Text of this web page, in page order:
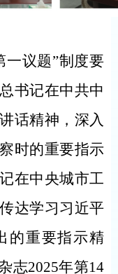
一议题”制度要
书记在中共中
话精神，深入
时的重要指示
在中央城市工
达学习习近平
的重要指示精
志2025年第14